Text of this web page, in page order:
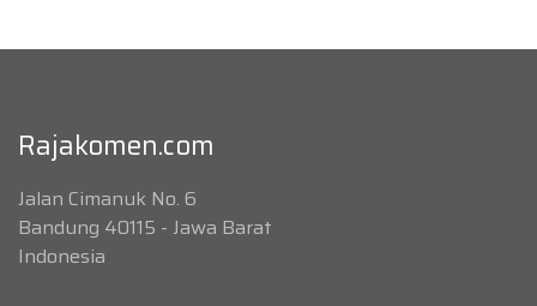
Rajakomen.com
Jalan Cimanuk No. 6
Bandung 40115 - Jawa Barat
Indonesia